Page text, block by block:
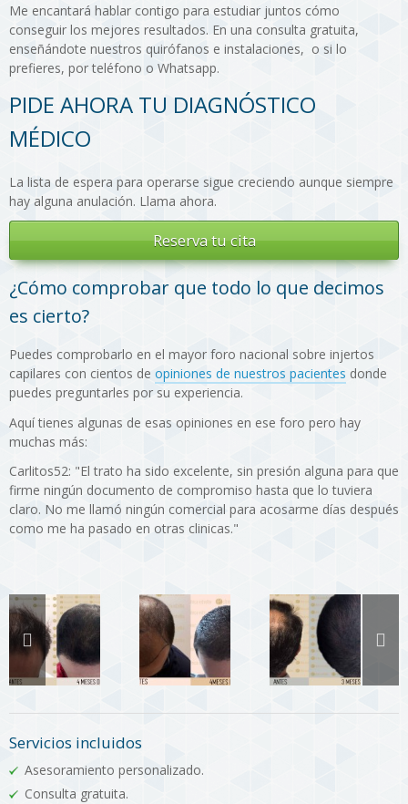
Me encantará hablar contigo para estudiar juntos cómo
conseguir los mejores resultados. En una consulta gratuita,
enseñándote nuestros quirófanos e instalaciones, o si lo
prefieres, por teléfono o Whatsapp.
PIDE AHORA TU DIAGNÓSTICO
MÉDICO
La lista de espera para operarse sigue creciendo aunque siempre
hay alguna anulación. Llama ahora.
Reserva tu cita
¿Cómo comprobar que todo lo que decimos
es cierto?
Puedes comprobarlo en el mayor foro nacional sobre injertos
capilares con cientos de opiniones de nuestros pacientes donde
puedes preguntarles por su experiencia.
Aquí tienes algunas de esas opiniones en ese foro pero hay
muchas más:
Carlitos52: "El trato ha sido excelente, sin presión alguna para que
firme ningún documento de compromiso hasta que lo tuviera
claro. No me llamó ningún comercial para acosarme días después
como me ha pasado en otras clinicas."
Servicios incluidos
Asesoramiento personalizado.
Consulta gratuita.